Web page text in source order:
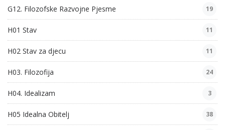
G12. Filozofske Razvojne Pjesme 19
H01 Stav 11
H02 Stav za djecu 11
H03. Filozofija 24
H04. Idealizam 3
H05 Idealna Obitelj 38